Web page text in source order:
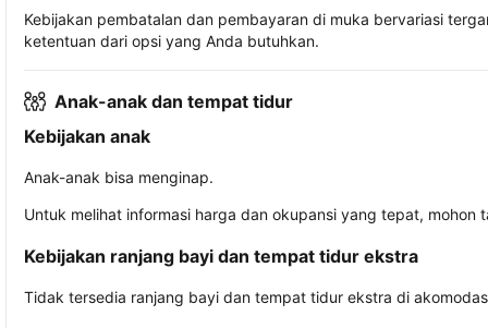
Kebijakan pembatalan dan pembayaran di muka bervariasi
ketentuan dari opsi yang Anda butuhkan.
Anak-anak dan tempat tidur
Kebijakan anak
Anak-anak bisa menginap.
Untuk melihat informasi harga dan okupansi yang tepat,
Kebijakan ranjang bayi dan tempat tidur ekstra
Tidak tersedia ranjang bayi dan tempat tidur ekstra di